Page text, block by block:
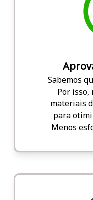
Sabemos
Por isso,
materiais
para
Menos